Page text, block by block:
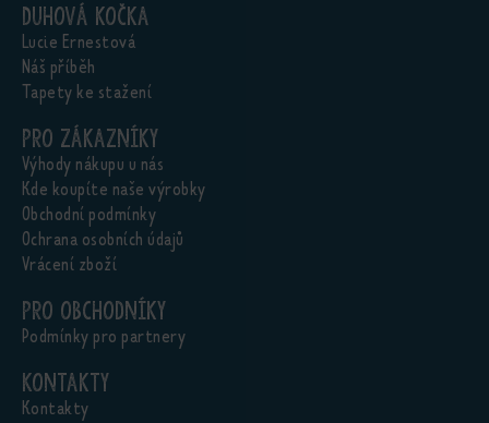
Duhová kočka
Lucie Ernestová
Náš příběh
Tapety ke stažení
Pro zákazníky
Výhody nákupu u nás
Kde koupíte naše výrobky
Obchodní podmínky
Ochrana osobních údajů
Vrácení zboží
Pro obchodníky
Podmínky pro partnery
Kontakty
Kontakty